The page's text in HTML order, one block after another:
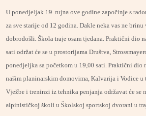
U ponedjeljak 19. rujna ove godine započinje s
za sve starije od 12 godina. Dakle neka vas ne
dobrodošli. Škola traje osam tjedana. Praktični dio
sati održat će se u prostorijama Društva,
ponedjeljka sa početkom u 19,00 sati. Praktični dio
našim planinarskim domovima, Kalvarija i Vodice u
Vježbe i treninzi iz tehnika penjanja održavat će se
alpinističkoj školi u Školskoj sportskoj dvorani u